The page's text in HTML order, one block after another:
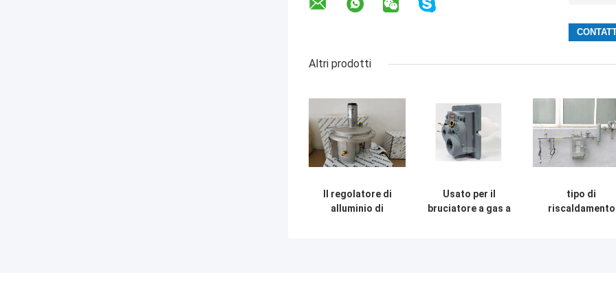
Altri prodotti
Il regolatore di
alluminio di
Usato per il
bruciatore a gas a
tipo di
riscaldamento